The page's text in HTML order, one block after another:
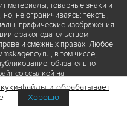
материалы, товарные знаки и
не ограничиваясь: тексты,
графические изображения
с законодательством
и смежных правах. Любое
, в том числе,
обязательно
со ссылкой на
а также гиперссылкой на сайт
информации. Переработка
допускается.
файлы и обрабатывает
Хорошо